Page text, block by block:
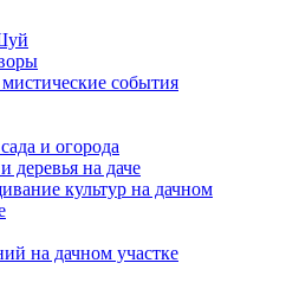
события
и огорода
деревья на даче
культур на дачном
на дачном участке